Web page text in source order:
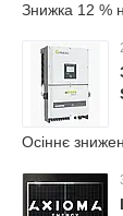
Знижка 12 %
Осіннє